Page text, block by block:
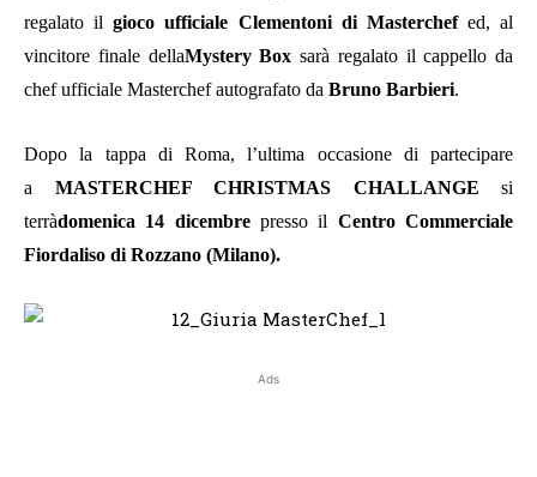
regalato ilgioco ufficiale Clementoni di Masterchefed, al
vincitore finale dellaMystery Box sarà regalato il cappello da
chef ufficiale Masterchef autografato da Bruno Barbieri.
Dopo la tappa di Roma, l’ultima occasione di partecipare
a MASTERCHEF CHRISTMAS CHALLANGE si
terràdomenica 14 dicembrepresso il Centro Commerciale
Fiordaliso di Rozzano (Milano).
Ads